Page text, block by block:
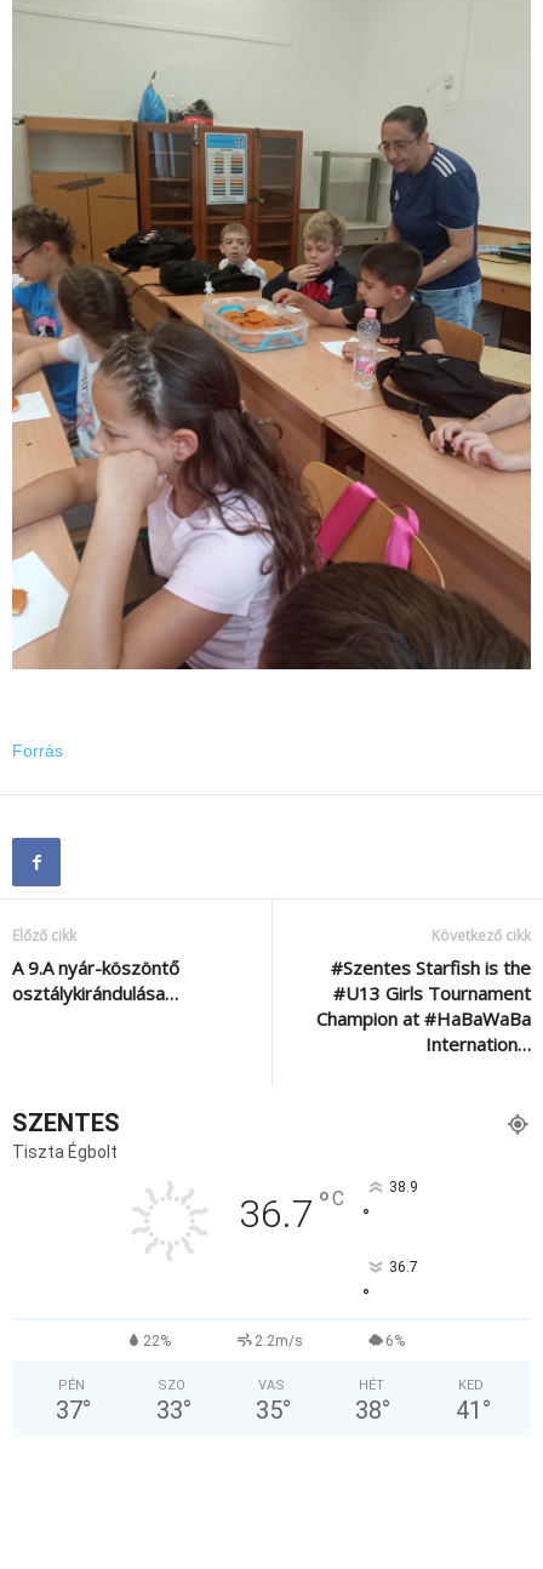
Forrás
Előző cikk
A 9.A nyár-köszöntő
osztálykirándulása…
Következő cikk
#Szentes Starfish is the
#U13 Girls Tournament
Champion at #HaBaWaBa
Internation…
SZENTES
Tiszta Égbolt
36.7 °C 38.9
°
36.7
°
22% 2.2m/s 6%
PÉN
37°
SZO
33°
VAS
35°
HÉT
38°
KED
41 °